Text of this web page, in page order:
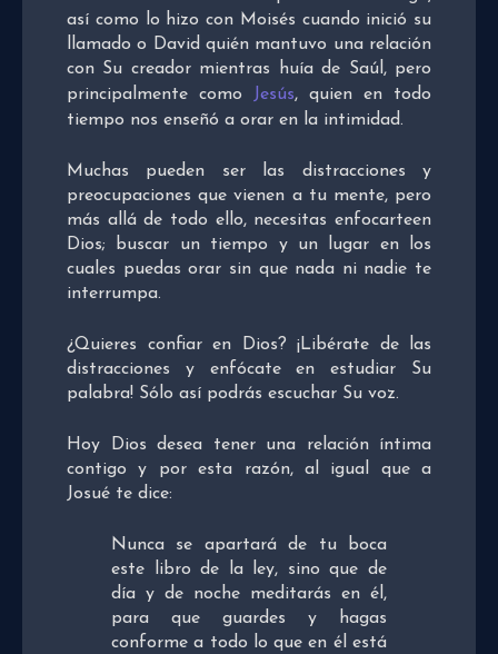
así como lo hizo con Moisés cuando inició su
llamado o David quién mantuvo una relación
con Su creador mientras huía de Saúl, pero
principalmente como
Jesús, quien en todo
tiempo nos enseñó a orar en la intimidad.
Muchas pueden ser las distracciones y
preocupaciones que vienen a tu mente, pero
más allá de todo ello, necesitas enfocarteen
Dios; buscar un tiempo y un lugar en los
cuales puedas orar sin que nada ni nadie te
interrumpa.
¿Quieres confiar en Dios? ¡Libérate de las
distracciones y enfócate en estudiar Su
palabra! Sólo así podrás escuchar Su voz.
Hoy Dios desea tener una relación íntima
contigo y por esta razón, al igual que a
Josué te dice:
Nunca se apartará de tu boca
este libro de la ley, sino que de
día y de noche meditarás en él,
para que guardes y hagas
conforme a todo lo que en él está